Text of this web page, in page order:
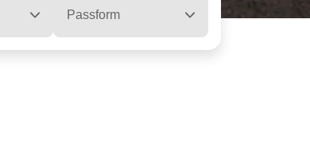
Passform